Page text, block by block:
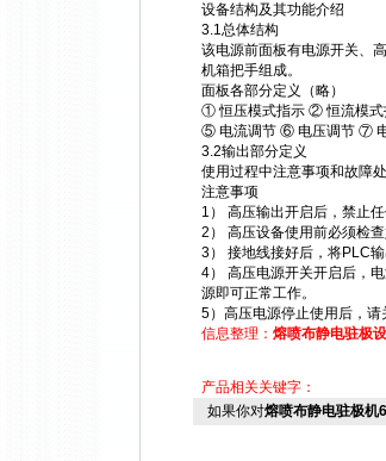
设备结构及其功能介绍
3.1总体结构
该电源前面板有电源开关、
机箱把手组成。
面板各部分定义（略）
① 恒压模式指示 ② 恒流模
⑤ 电流调节 ⑥ 电压调节 ⑦
3.2输出部分定义
使用过程中注意事项和故障
注意事项
1） 高压输出开启后，禁止
2） 高压设备使用前必须检
3） 接地线接好后，将PLC
4） 高压电源开关开启后，
源即可正常工作。
5）高压电源停止使用后，请
信息整理： 熔喷布静电驻极
产品相关关键字：
如果你对熔喷布静电驻极